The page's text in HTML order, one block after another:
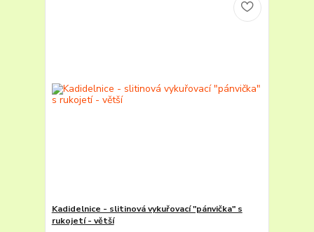
Kadidelnice - slitinová vykuřovací "pánvička" s
rukojetí - větší